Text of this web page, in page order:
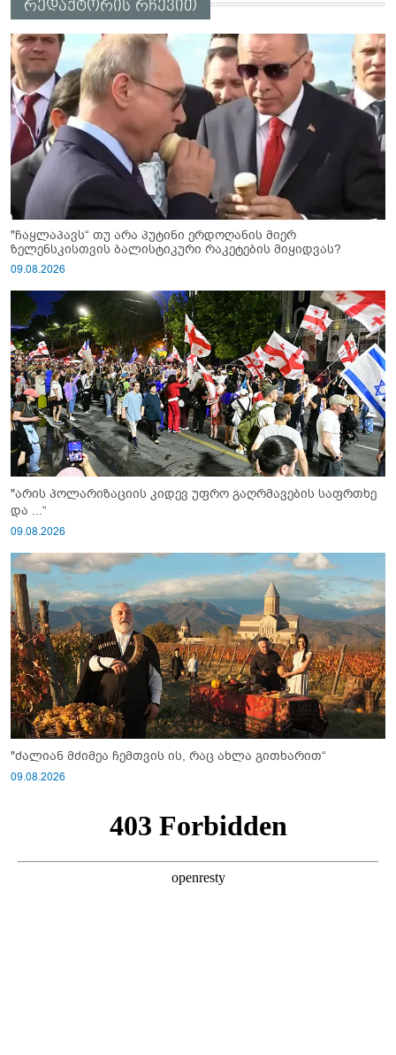
რედაქტორის რჩევით
"ჩაყლაპავს“ თუ არა პუტინი ერდოღანის მიერ
ზელენსკისთვის ბალისტიკური რაკეტების მიყიდვას?
09.08.2026
"არის პოლარიზაციის კიდევ უფრო გაღრმავების საფრთხე
და ...“
09.08.2026
"ძალიან მძიმეა ჩემთვის ის, რაც ახლა გითხარით“
09.08.2026